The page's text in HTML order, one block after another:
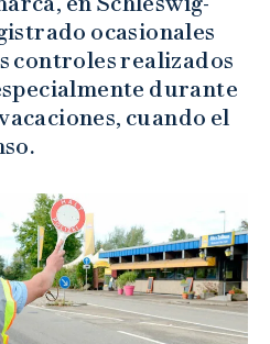
ocasionales
controles realizados
durante
cuando el